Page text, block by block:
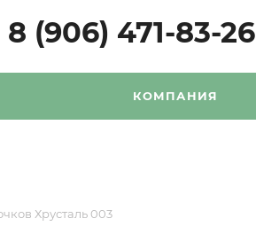
8 (906) 471-83-26
КОМПАНИЯ
Хрусталь 003